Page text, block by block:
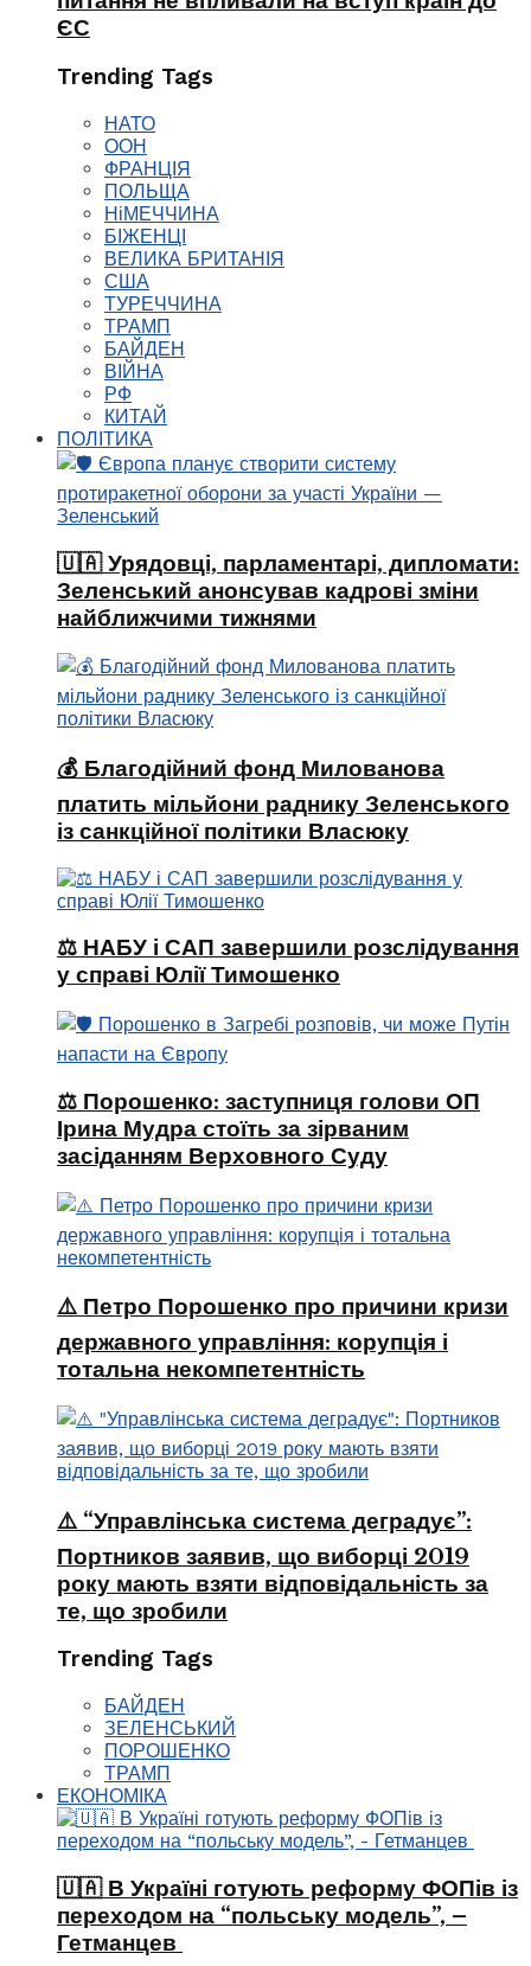
ЄС
Trending Tags
НАТО
ООН
ФРАНЦІЯ
ПОЛЬЩА
НіМЕЧЧИНА
БІЖЕНЦІ
ВЕЛИКА БРИТАНІЯ
США
ТУРЕЧЧИНА
ТРАМП
БАЙДЕН
ВІЙНА
РФ
КИТАЙ
ПОЛІТИКА
🇺🇦 Урядовці, парламентарі, дипломати:
Зеленський анонсував кадрові зміни
найближчими тижнями
💰 Благодійний фонд Милованова
платить мільйони раднику Зеленського
із санкційної політики Власюку
⚖️ НАБУ і САП завершили розслідування
у справі Юлії Тимошенко
⚖️ Порошенко: заступниця голови ОП
Ірина Мудра стоїть за зірваним
засіданням Верховного Суду
⚠️ Петро Порошенко про причини кризи
державного управління: корупція і
тотальна некомпетентність
⚠️ “Управлінська система деградує”:
Портников заявив, що виборці 2019
року мають взяти відповідальність за
те, що зробили
Trending Tags
БАЙДЕН
ЗЕЛЕНСЬКИЙ
ПОРОШЕНКО
ТРАМП
ЕКОНОМІКА
🇺🇦 В Україні готують реформу ФОПів із
переходом на “польську модель”, –
Гетманцев